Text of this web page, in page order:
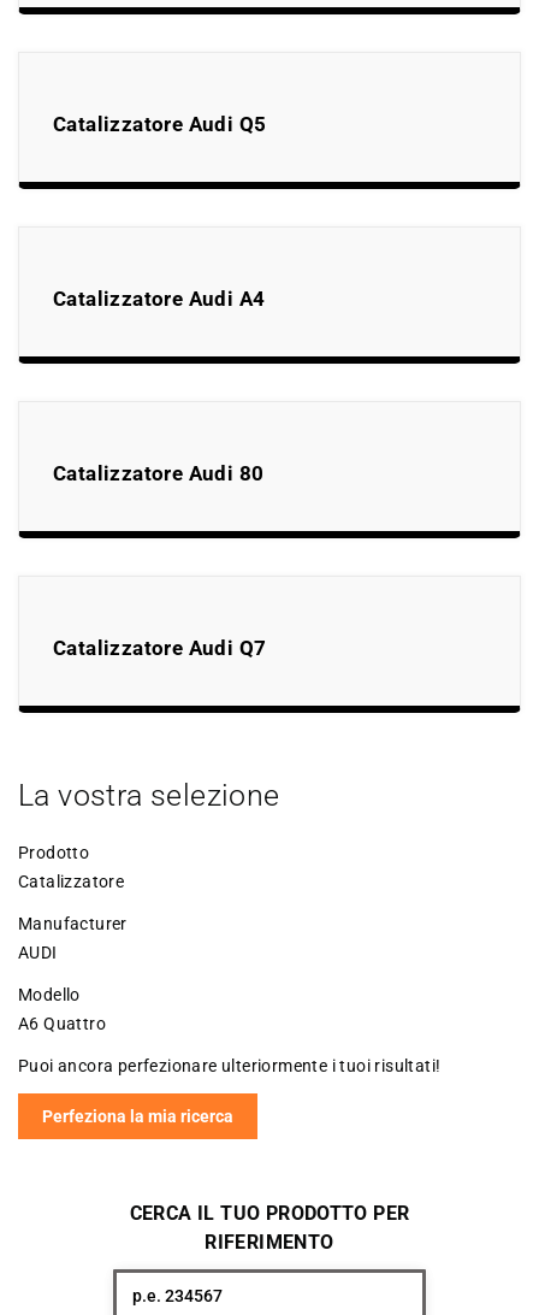
Catalizzatore Audi Q5
Catalizzatore Audi A4
Catalizzatore Audi 80
Catalizzatore Audi Q7
La vostra selezione
Prodotto
Catalizzatore
Manufacturer
AUDI
Modello
A6 Quattro
Puoi ancora perfezionare ulteriormente i tuoi risultati!
Perfeziona la mia ricerca
CERCA IL TUO PRODOTTO PER
RIFERIMENTO